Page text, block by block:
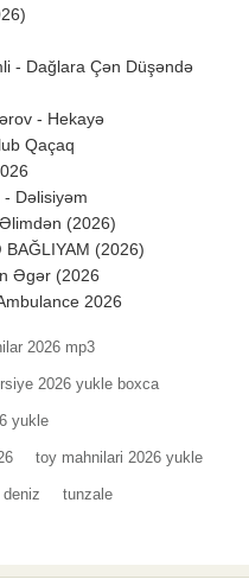
- Dağlara Çən Düşəndə
- Hekayə
Qaçaq
Dəlisiyəm
(2026)
(2026)
Əgər (2026
2026
2026 mp3
2026 yukle boxca
yukle
toy mahnilari 2026 yukle
tunzale